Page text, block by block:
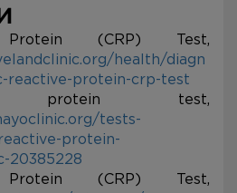
Protein (CRP) Test,
health/diagn
reactive-protein-crp-test
protein test,
tests-
protein-
20385228
Protein (CRP) Test,